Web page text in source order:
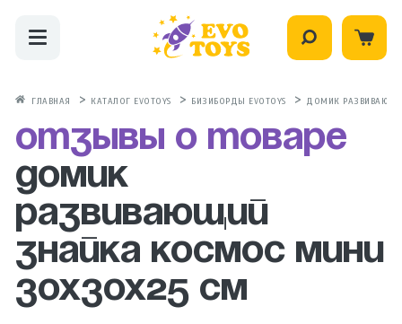
ГЛАВНАЯ КАТАЛОГ EVOTOYS БИЗИБОРДЫ EVOTOYS ДОМИК
Отзывы о товаре
Домик
развивающий
Знайка Космос Мини
30х30х25 см